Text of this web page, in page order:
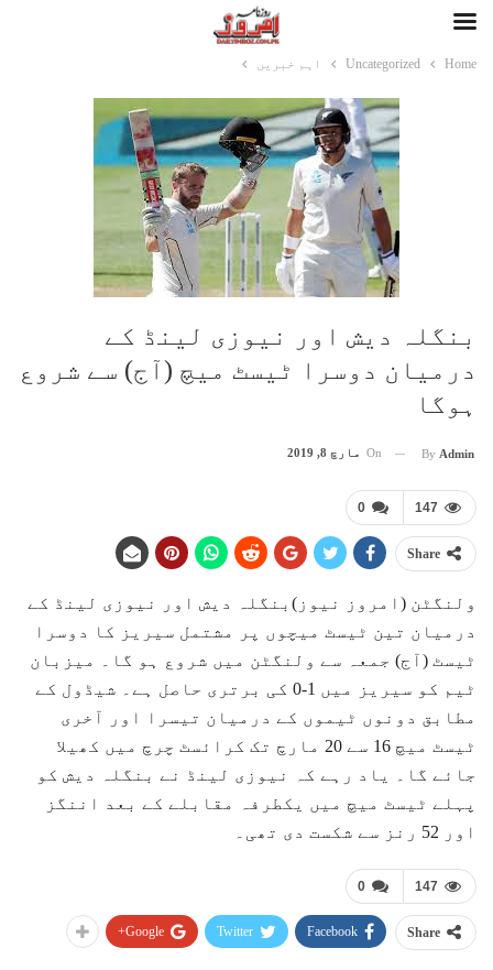
Home
Uncategorized اہم خبریں
بنگلہ دیش اور نیوزی لینڈ کے
درمیان دوسرا ٹیسٹ میچ (آج) سے شروع
ہوگا
By Admin
On مارچ 8, 2019
0 147
Share
ولنگٹن (امروز نیوز)بنگلہ دیش اور نیوزی لینڈ کے
درمیان تین ٹیسٹ میچوں پر مشتمل سیریز کا دوسرا
ٹیسٹ (آج) جمعہ سے ولنگٹن میں شروع ہو گا۔ میزبان
ٹیم کو سیریز میں 1-0 کی برتری حاصل ہے۔ شیڈول کے
مطابق دونوں ٹیموں کے درمیان تیسرا اور آخری
ٹیسٹ میچ 16 سے 20 مارچ تک کرائسٹ چرچ میں کھیلا
جائے گا۔ یاد رہے کہ نیوزی لینڈ نے بنگلہ دیش کو
پہلے ٹیسٹ میچ میں یکطرفہ مقابلے کے بعد اننگز
اور 52 رنز سے شکست دی تھی۔
0 147
Share
Facebook
Twitter
Google+